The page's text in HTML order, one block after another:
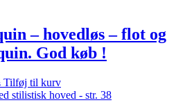
– hovedløs – flot og
God køb !
Tilføj til kurv